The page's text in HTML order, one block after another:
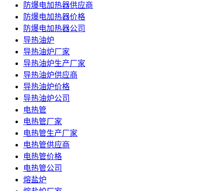
防爆电加热器供应商
防爆电加热器价格
防爆电加热器公司
导热油炉
导热油炉厂家
导热油炉生产厂家
导热油炉供应商
导热油炉价格
导热油炉公司
电热管
电热管厂家
电热管生产厂家
电热管供应商
电热管价格
电热管公司
熔盐炉